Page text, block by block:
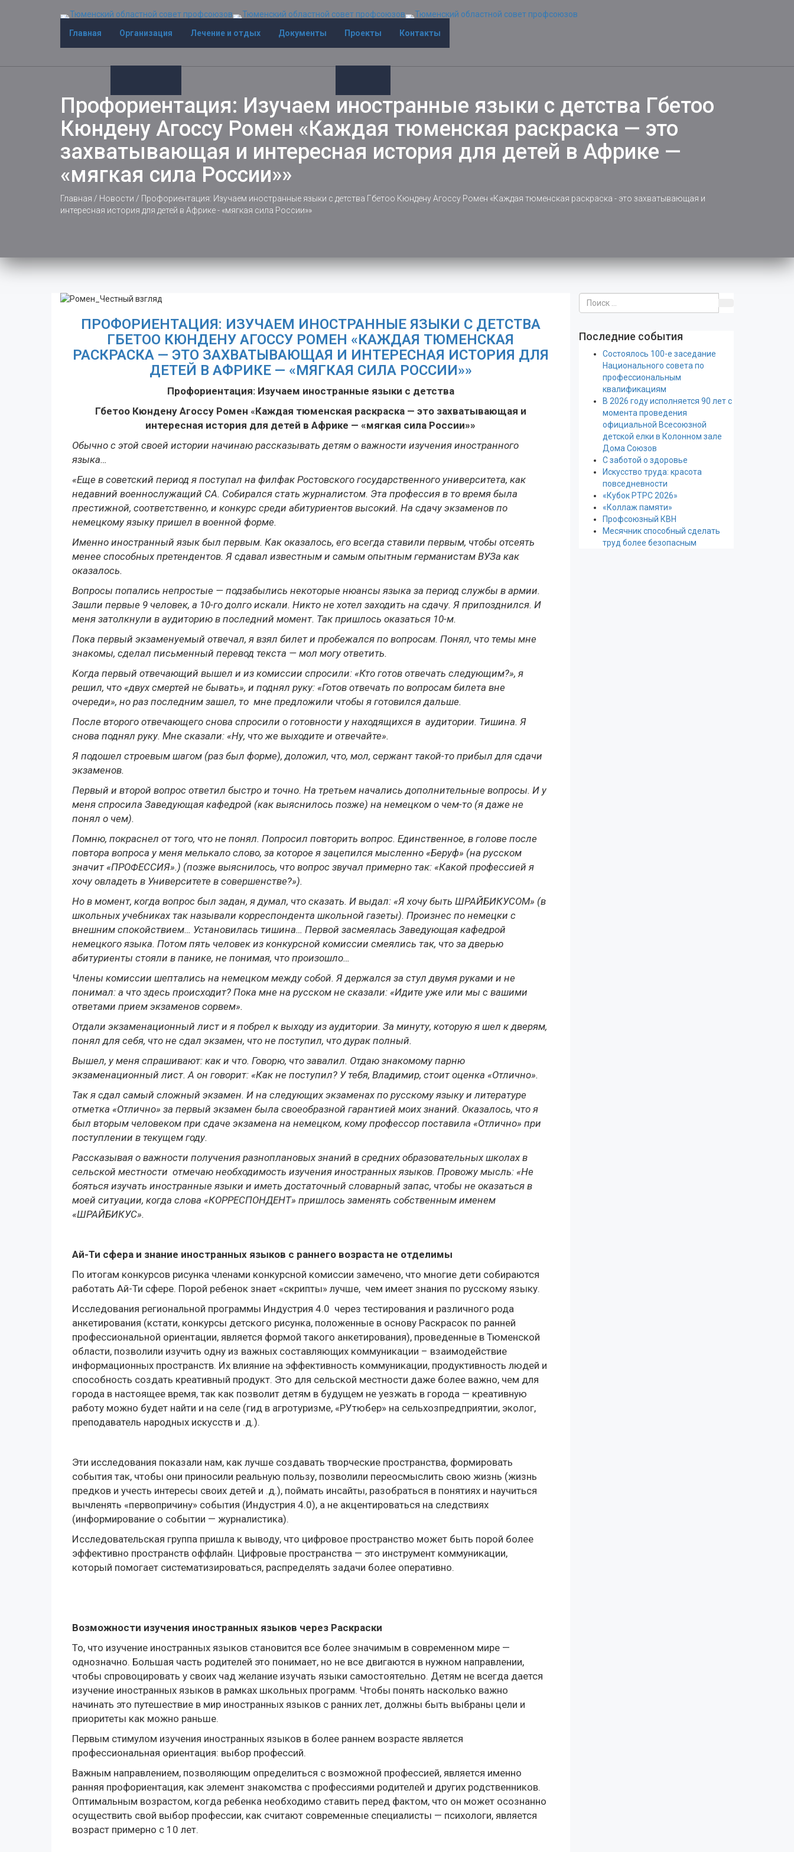
Главная Организация Лечение и отдых Документы Проекты Контакты
Профориентация: Изучаем иностранные языки с детства Гбетоо
Кюндену Агоссу Ромен «Каждая тюменская раскраска — это
захватывающая и интересная история для детей в Африке —
«мягкая сила России»»
Главная / Новости / Профориентация: Изучаем иностранные языки с детства Гбетоо Кюндену Агоссу Ромен «Каждая тюменская раскраска - это захватывающая и
интересная история для детей в Африке - «мягкая сила России»»
ПРОФОРИЕНТАЦИЯ: ИЗУЧАЕМ ИНОСТРАННЫЕ ЯЗЫКИ С ДЕТСТВА
ГБЕТОО КЮНДЕНУ АГОССУ РОМЕН «КАЖДАЯ ТЮМЕНСКАЯ
РАСКРАСКА — ЭТО ЗАХВАТЫВАЮЩАЯ И ИНТЕРЕСНАЯ ИСТОРИЯ ДЛЯ
ДЕТЕЙ В АФРИКЕ — «МЯГКАЯ СИЛА РОССИИ»»
Профориентация: Изучаем иностранные языки с детства
Гбетоо Кюндену Агоссу Ромен «Каждая тюменская раскраска — это захватывающая и
интересная история для детей в Африке — «мягкая сила России»»
Обычно с этой своей истории начинаю рассказывать детям о важности изучения иностранного
языка…
«Еще в советский период я поступал на филфак Ростовского государственного университета, как
недавний военнослужащий СА. Собирался стать журналистом. Эта профессия в то время была
престижной, соответственно, и конкурс среди абитуриентов высокий. На сдачу экзаменов по
немецкому языку пришел в военной форме.
Именно иностранный язык был первым. Как оказалось, его всегда ставили первым, чтобы отсеять
менее способных претендентов. Я сдавал известным и самым опытным германистам ВУЗа как
оказалось.
Вопросы попались непростые — подзабылись некоторые нюансы языка за период службы в армии.
Зашли первые 9 человек, а 10-го долго искали. Никто не хотел заходить на сдачу. Я припозднился. И
меня затолкнули в аудиторию в последний момент. Так пришлось оказаться 10-м.
Пока первый экзаменуемый отвечал, я взял билет и пробежался по вопросам. Понял, что темы мне
знакомы, сделал письменный перевод текста — мол могу ответить.
Когда первый отвечающий вышел и из комиссии спросили: «Кто готов отвечать следующим?», я
решил, что «двух смертей не бывать», и поднял руку: «Готов отвечать по вопросам билета вне
очереди», но раз последним зашел, то мне предложили чтобы я готовился дальше.
После второго отвечающего снова спросили о готовности у находящихся в аудитории. Тишина. Я
снова поднял руку. Мне сказали: «Ну, что же выходите и отвечайте».
Я подошел строевым шагом (раз был форме), доложил, что, мол, сержант такой-то прибыл для сдачи
экзаменов.
Первый и второй вопрос ответил быстро и точно. На третьем начались дополнительные вопросы. И у
меня спросила Заведующая кафедрой (как выяснилось позже) на немецком о чем-то (я даже не
понял о чем).
Помню, покраснел от того, что не понял. Попросил повторить вопрос. Единственное, в голове после
повтора вопроса у меня мелькало слово, за которое я зацепился мысленно «Беруф» (на русском
значит «ПРОФЕССИЯ».) (позже выяснилось, что вопрос звучал примерно так: «Какой профессией я
хочу овладеть в Университете в совершенстве?»).
Но в момент, когда вопрос был задан, я думал, что сказать. И выдал: «Я хочу быть ШРАЙБИКУСОМ» (в
школьных учебниках так называли корреспондента школьной газеты). Произнес по немецки с
внешним спокойствием… Установилась тишина… Первой засмеялась Заведующая кафедрой
немецкого языка. Потом пять человек из конкурсной комиссии смеялись так, что за дверью
абитуриенты стояли в панике, не понимая, что произошло…
Члены комиссии шептались на немецком между собой. Я держался за стул двумя руками и не
понимал: а что здесь происходит? Пока мне на русском не сказали: «Идите уже или мы с вашими
ответами прием экзаменов сорвем».
Отдали экзаменационный лист и я побрел к выходу из аудитории. За минуту, которую я шел к дверям,
понял для себя, что не сдал экзамен, что не поступил, что дурак полный.
Вышел, у меня спрашивают: как и что. Говорю, что завалил. Отдаю знакомому парню
экзаменационный лист. А он говорит: «Как не поступил? У тебя, Владимир, стоит оценка «Отлично».
Так я сдал самый сложный экзамен. И на следующих экзаменах по русскому языку и литературе
отметка «Отлично» за первый экзамен была своеобразной гарантией моих знаний. Оказалось, что я
был вторым человеком при сдаче экзамена на немецком, кому профессор поставила «Отлично» при
поступлении в текущем году.
Рассказывая о важности получения разноплановых знаний в средних образовательных школах в
сельской местности отмечаю необходимость изучения иностранных языков. Провожу мысль: «Не
бояться изучать иностранные языки и иметь достаточный словарный запас, чтобы не оказаться в
моей ситуации, когда слова «КОРРЕСПОНДЕНТ» пришлось заменять собственным именем
«ШРАЙБИКУС».
Ай-Ти сфера и знание иностранных языков с раннего возраста не отделимы
По итогам конкурсов рисунка членами конкурсной комиссии замечено, что многие дети собираются
работать Ай-Ти сфере. Порой ребенок знает «скрипты» лучше, чем имеет знания по русскому языку.
Исследования региональной программы Индустрия 4.0 через тестирования и различного рода
анкетирования (кстати, конкурсы детского рисунка, положенные в основу Раскрасок по ранней
профессиональной ориентации, является формой такого анкетирования), проведенные в Тюменской
области, позволили изучить одну из важных составляющих коммуникации – взаимодействие
информационных пространств. Их влияние на эффективность коммуникации, продуктивность людей и
способность создать креативный продукт. Это для сельской местности даже более важно, чем для
города в настоящее время, так как позволит детям в будущем не уезжать в города — креативную
работу можно будет найти и на селе (гид в агротуризме, «РУтюбер» на сельхозпредприятии, эколог,
преподаватель народных искусств и .д.).
Эти исследования показали нам, как лучше создавать творческие пространства, формировать
события так, чтобы они приносили реальную пользу, позволили переосмыслить свою жизнь (жизнь
предков и учесть интересы своих детей и .д.), поймать инсайты, разобраться в понятиях и научиться
вычленять «первопричину» события (Индустрия 4.0), а не акцентироваться на следствиях
(информирование о событии — журналистика).
Исследовательская группа пришла к выводу, что цифровое пространство может быть порой более
эффективно пространств оффлайн. Цифровые пространства — это инструмент коммуникации,
который помогает систематизироваться, распределять задачи более оперативно.
Возможности изучения иностранных языков через Раскраски
То, что изучение иностранных языков становится все более значимым в современном мире —
однозначно. Большая часть родителей это понимает, но не все двигаются в нужном направлении,
чтобы спровоцировать у своих чад желание изучать языки самостоятельно. Детям не всегда дается
изучение иностранных языков в рамках школьных программ. Чтобы понять насколько важно
начинать это путешествие в мир иностранных языков с ранних лет, должны быть выбраны цели и
приоритеты как можно раньше.
Первым стимулом изучения иностранных языков в более раннем возрасте является
профессиональная ориентация: выбор профессий.
Важным направлением, позволяющим определиться с возможной профессией, является именно
ранняя профориентация, как элемент знакомства с профессиями родителей и других родственников.
Оптимальным возрастом, когда ребенка необходимо ставить перед фактом, что он может осознанно
осуществить свой выбор профессии, как считают современные специалисты — психологи, является
возраст примерно с 10 лет.
Последние события
Состоялось 100-е заседание
Национального совета по
профессиональным
квалификациям
В 2026 году исполняется 90 лет с
момента проведения
официальной Всесоюзной
детской елки в Колонном зале
Дома Союзов
С заботой о здоровье
Искусство труда: красота
повседневности
«Кубок РТРС 2026»
«Коллаж памяти»
Профсоюзный КВН
Месячник способный сделать
труд более безопасным